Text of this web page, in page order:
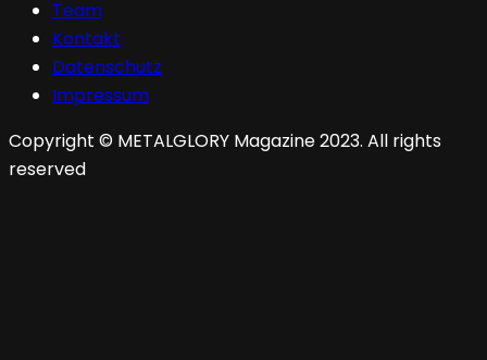
Team
Kontakt
Datenschutz
Impressum
Copyright © METALGLORY Magazine 2023. All rights
reserved